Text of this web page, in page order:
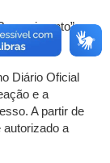
os
Diário Oficial
e a
A partir de
autorizado a